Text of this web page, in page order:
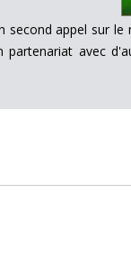
appel sur
avec